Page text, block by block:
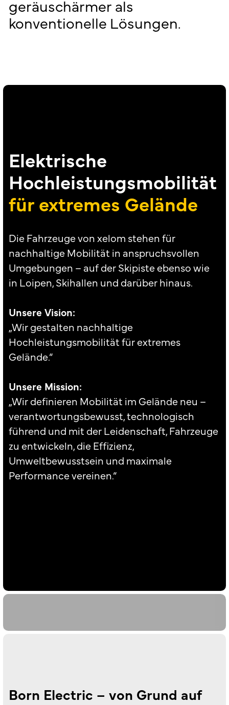
geräuschärmer als
konventionelle Lösungen.
Elektrische
Hochleistungsmobilität
für extremes Gelände
Die Fahrzeuge von xelom stehen für
nachhaltige Mobilität in anspruchsvollen
Umgebungen – auf der Skipiste ebenso wie
in Loipen, Skihallen und darüber hinaus.
Unsere Vision:
„Wir gestalten nachhaltige
Hochleistungsmobilität für extremes
Gelände.“
Unsere Mission:
„Wir definieren Mobilität im Gelände neu –
verantwortungsbewusst, technologisch
führend und mit der Leidenschaft, Fahrzeuge
zu entwickeln, die Effizienz,
Umweltbewusstsein und maximale
Performance vereinen.“
Born Electric – von Grund auf